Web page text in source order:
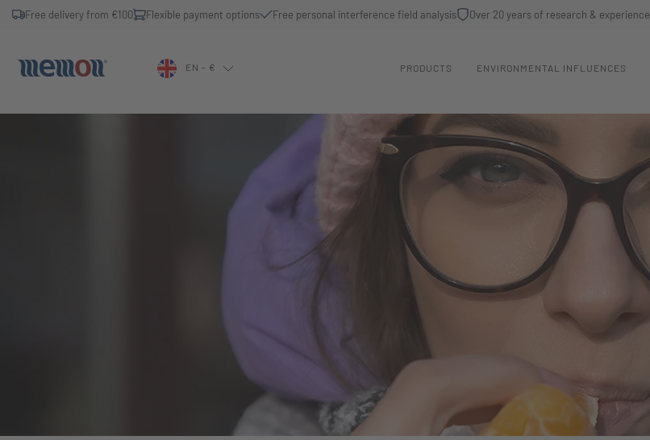
Free delivery from €100 Flexible payment options Free personal interference field analysis Over 20 years of research & experience
EN - € PRODUCTS ENVIRONMENTAL INFLUENCES